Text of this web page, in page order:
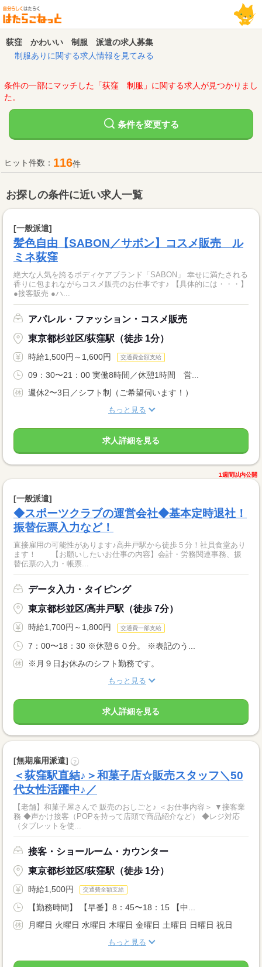
荻窪 かわいい 制服 派遣の求人募集
制服ありに関する求人情報を見てみる
条件の一部にマッチした「荻窪 制服」に関する求人が見つかりまし
た。
条件を変更する
ヒット件数： 116件
お探しの条件に近い求人一覧
[一般派遣]
髪色自由【SABON／サボン】コスメ販売 ル
ミネ荻窪
絶大な人気を誇るボディケアブランド「SABON」 幸せに満たされる
香りに包まれながらコスメ販売のお仕事です♪ 【具体的には・・・】
●接客販売 ●ハ...
アパレル・ファッション・コスメ販売
東京都杉並区/荻窪駅（徒歩 1分）
時給1,500円～1,600円 交通費全額支給
09：30〜21：00 実働8時間／休憩1時間 営...
週休2〜3日／シフト制（ご希望伺います！）
もっと見る
求人詳細を見る
1週間以内公開
[一般派遣]
◆スポーツクラブの運営会社◆基本定時退社！
振替伝票入力など！
直接雇用の可能性があります♪高井戸駅から徒歩５分！社員食堂あり
ます！ 【お願いしたいお仕事の内容】会計・労務関連事務、振
替伝票の入力・帳票...
データ入力・タイピング
東京都杉並区/高井戸駅（徒歩 7分）
時給1,700円～1,800円 交通費一部支給
7：00〜18：30 ※休憩６０分。 ※表記のう...
※月９日お休みのシフト勤務です。
もっと見る
求人詳細を見る
[無期雇用派遣] ?
＜荻窪駅直結♪＞和菓子店☆販売スタッフ＼50
代女性活躍中♪／
【老舗】和菓子屋さんで 販売のおしごと♪ ＜お仕事内容＞ ▼接客業
務 ◆声かけ接客（POPを持って店頭で商品紹介など） ◆レジ対応
（タブレットを使...
接客・ショールーム・カウンター
東京都杉並区/荻窪駅（徒歩 1分）
時給1,500円 交通費全額支給
【勤務時間】 【早番】8：45〜18：15 【中...
月曜日 火曜日 水曜日 木曜日 金曜日 土曜日 日曜日 祝日
もっと見る